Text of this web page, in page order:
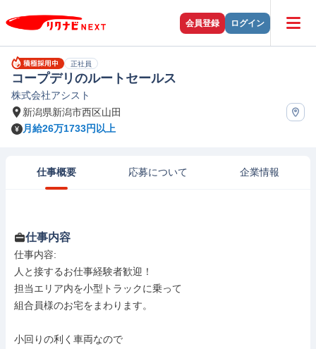
会員登録 ログイン
正社員
コープデリのルートセールス
株式会社アシスト
新潟県新潟市西区山田
月給26万1733円以上
仕事概要 応募について 企業情報
仕事内容
仕事内容:
人と接するお仕事経験者歓迎！
担当エリア内を小型トラックに乗って
組合員様のお宅をまわります。
小回りの利く車両なので